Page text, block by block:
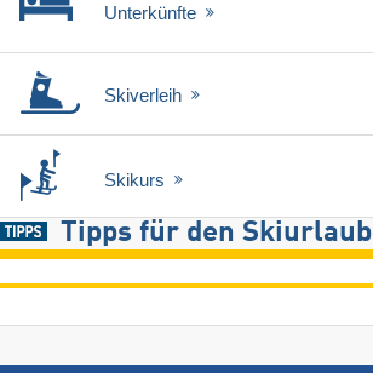
Unterkünfte
Skiverleih
Skikurs
Tipps für den Skiurlaub